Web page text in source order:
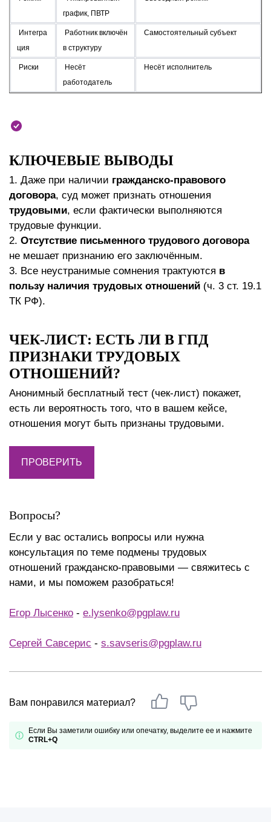
график, ПВТР
Интегра
ция
Работник включён
в структуру
Самостоятельный субъект
Риски
Несёт
работодатель
Несёт исполнитель
КЛЮЧЕВЫЕ ВЫВОДЫ
1. Даже при наличии гражданско-правового
договора, суд может признать отношения
трудовыми, если фактически выполняются
трудовые функции.
2. Отсутствие письменного трудового договора
не мешает признанию его заключённым.
3. Все неустранимые сомнения трактуются в
пользу наличия трудовых отношений (ч. 3 ст. 19.1
ТК РФ).
ЧЕК-ЛИСТ: ЕСТЬ ЛИ В ГПД
ПРИЗНАКИ ТРУДОВЫХ
ОТНОШЕНИЙ?
Анонимный бесплатный тест (чек-лист) покажет,
есть ли вероятность того, что в вашем кейсе,
отношения могут быть признаны трудовыми.
ПРОВЕРИТЬ
Вопросы?
Если у вас остались вопросы или нужна
консультация по теме подмены трудовых
отношений гражданско-правовыми — свяжитесь с
нами, и мы поможем разобраться!
Егор Лысенко - e.lysenko@pgplaw.ru
Сергей Савсерис - s.savseris@pgplaw.ru
Вам понравился материал?
Если Вы заметили ошибку или опечатку, выделите ее и нажмите
CTRL+Q